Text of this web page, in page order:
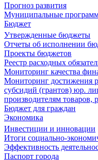
Прогноз развития
Муниципальные
Бюджет
Утвержденные бюджеты
Отчеты об исполнении
Проекты бюджетов
Реестр расходных
Мониторинг качества
Мониторинг достижения
субсидий (грантов) юр.
производителям товаров,
Бюджет для граждан
Экономика
Инвестиции и инновации
Итоги социально-
Эффективность
Паспорт города